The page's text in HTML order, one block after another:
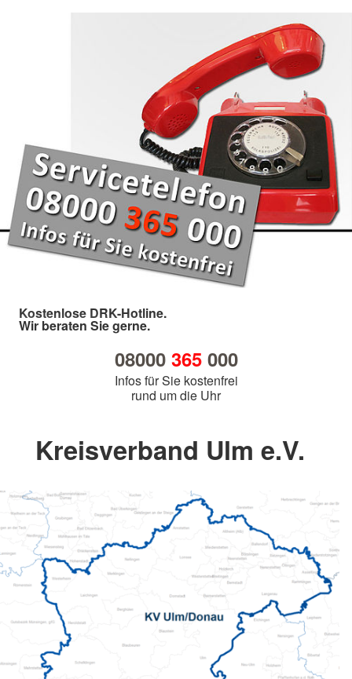
Kostenlose DRK-Hotline.
Wir beraten Sie gerne.
08000 365000
Infos für Sie kostenfrei
rund um die Uhr
Kreisverband Ulm e.V.